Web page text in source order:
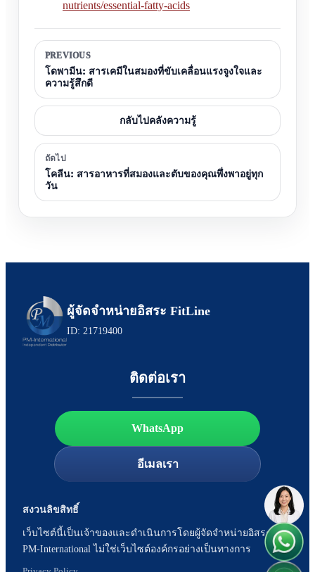
nutrients/essential-fatty-acids
PREVIOUS
โดพามีน: สารเคมีในสมองที่ขับเคลื่อนแรงจูงใจและ
ความรู้สึกดี
กลับไปคลังความรู้
ถัดไป
โคลีน: สารอาหารที่สมองและตับของคุณพึ่งพาอยู่ทุก
วัน
ผู้จัดจำหน่ายอิสระ FitLine
ID: 21719400
ติดต่อเรา
WhatsApp
อีเมลเรา
สงวนลิขสิทธิ์
เว็บไซต์นี้เป็นเจ้าของและดำเนินการโดยผู้จัดจำหน่ายอิสระของ
PM-International ไม่ใช่เว็บไซต์องค์กรอย่างเป็นทางการ